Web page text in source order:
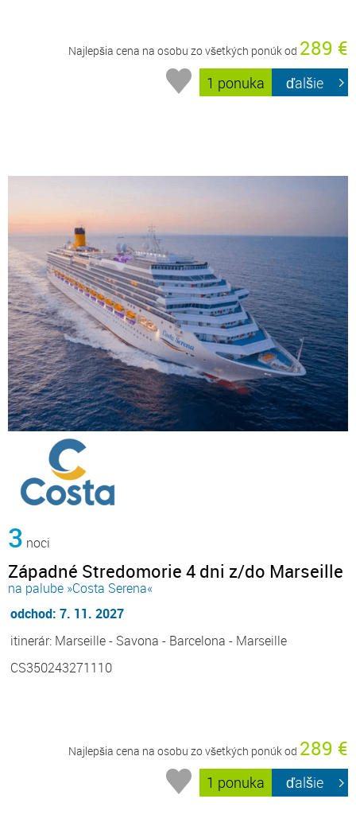
Najlepšia cena na osobu zo všetkých ponúk od 289 €
1 ponuka ďalšie
3 noci
Západné Stredomorie 4 dni z/do Marseille
na palube »Costa Serena«
odchod: 7. 11. 2027
itinerár: Marseille - Savona - Barcelona - Marseille
CS350243271110
Najlepšia cena na osobu zo všetkých ponúk od 289 €
1 ponuka ďalšie